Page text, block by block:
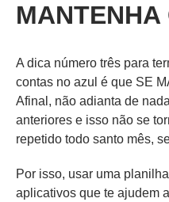
MANTENHA
A dica número três para
contas no azul é que SE
Afinal, não adianta de
anteriores e isso não se
repetido todo santo mês,
Por isso, usar uma
aplicativos que te ajudem